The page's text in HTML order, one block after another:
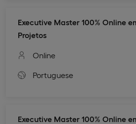
Executive Master 100% Online
Projetos
Online
Portuguese
Executive Master 100% Online